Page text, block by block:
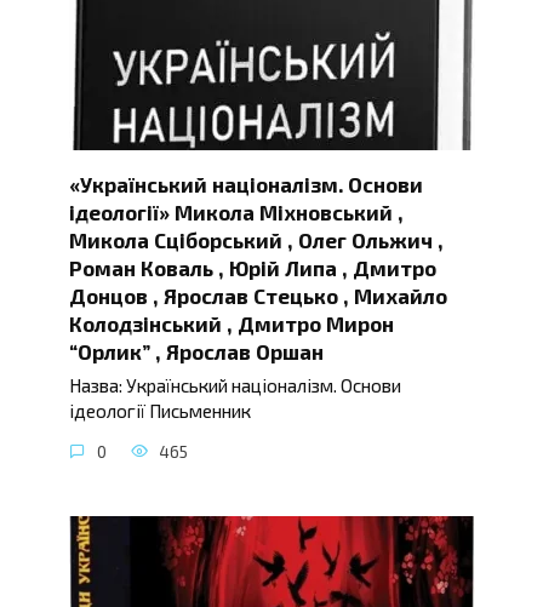
«Український націоналізм. Основи
ідеології» Микола Міхновський ,
Микола Сціборський , Олег Ольжич ,
Роман Коваль , Юрій Липа , Дмитро
Донцов , Ярослав Стецько , Михайло
Колодзінський , Дмитро Мирон
“Орлик” , Ярослав Оршан
Назва: Український націоналізм. Основи
ідеології Письменник
0 465